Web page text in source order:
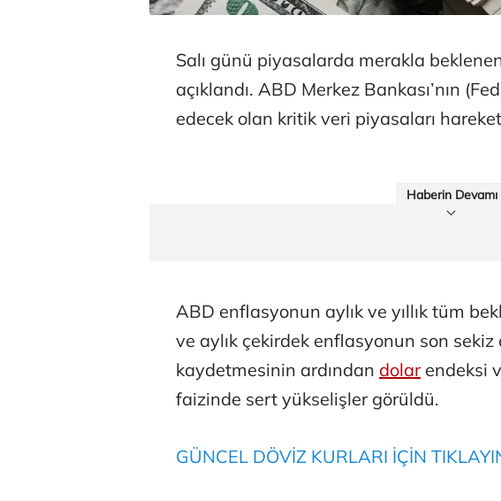
Salı günü piyasalarda merakla
açıklandı. ABD Merkez Bankası’nın
edecek olan kritik veri piyasaları
Haberin Devamı
ABD enflasyonun aylık ve yıllık tüm
ve aylık çekirdek enflasyonun son sekiz
kaydetmesinin ardından dolarendeksi
faizinde sert yükselişler görüldü.
GÜNCEL DÖVİZ KURLARI İÇİN